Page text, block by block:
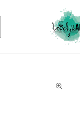
Esmalte Dans 138